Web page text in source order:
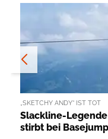
„SKETCHY ANDY“ IST TOT
Slackline-
stirbt bei